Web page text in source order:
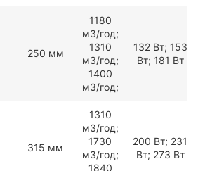
250 мм
1180
мЗ/год;
1310
мЗ/год;
1400
мЗ/год;
132 Вт; 153
Вт; 181 Вт
315 мм
1310
мЗ/год;
1730
мЗ/год;
1840
200 Вт; 231
Вт; 273 Вт